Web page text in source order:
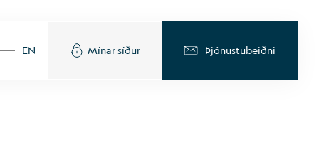
EN Mínar síður Þjónustubeiðni